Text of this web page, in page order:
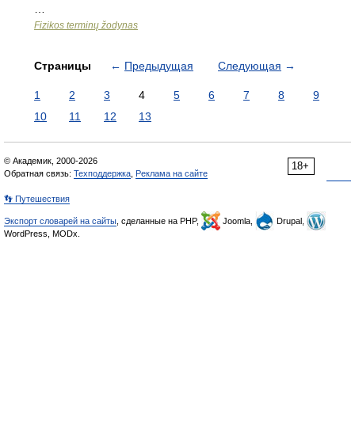
Fizikos terminų žodynas
Страницы ← Предыдущая Следующая →
1 2 3 4 5 6 7 8
9
10
11 12 13
18+
© Академик, 2000-2026
Обратная связь: Техподдержка Реклама на сайте
👣 Путешествия
Экспорт словарей на сайты , сделанные на PHP, Joomla,
Drupal,
WordPress, MODx.